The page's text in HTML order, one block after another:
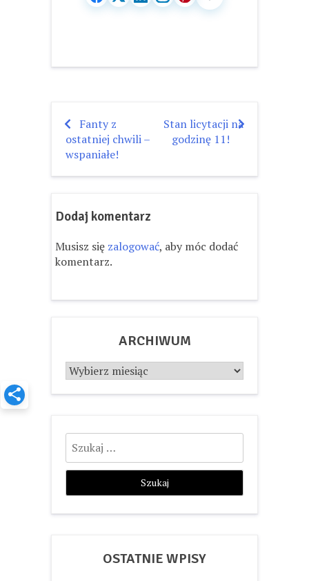
Nawigacja
wpisu
Fanty z
ostatniej chwili –
wspaniałe!
Stan licytacji na
godzinę 11!
Dodaj komentarz
Musisz się zalogować, aby móc dodać
komentarz.
ARCHIWUM
Archiwum
Szukaj:
OSTATNIE WPISY